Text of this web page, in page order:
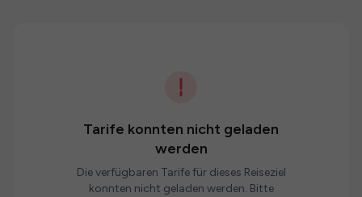
Tarife konnten nicht geladen
werden
Die verfügbaren Tarife für dieses Reiseziel
konnten nicht geladen werden. Bitte